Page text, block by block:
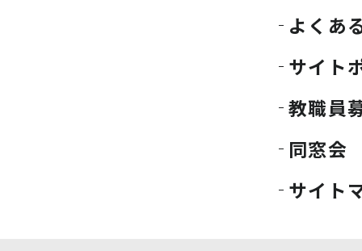
よくあ
サイト
教職員
同窓会
サイト